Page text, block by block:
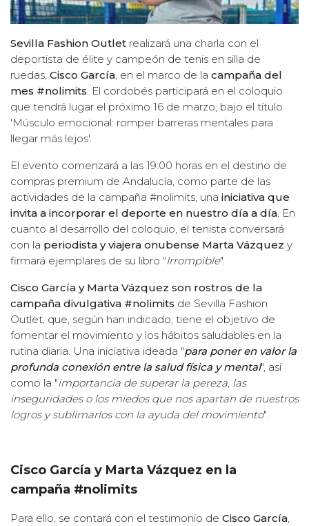
Sevilla Fashion Outlet realizará una charla con el
deportista de élite y campeón de tenis en silla de
ruedas, Cisco García, en el marco de la campaña del
mes #nolimits. El cordobés participará en el coloquio
que tendrá lugar el próximo 16 de marzo, bajo el título
'Músculo emocional: romper barreras mentales para
llegar más lejos'.
El evento comenzará a las 19:00 horas en el destino de
compras premium de Andalucía, como parte de las
actividades de la campaña #nolimits, una iniciativa que
invita a incorporar el deporte en nuestro día a día. En
cuanto al desarrollo del coloquio, el tenista conversará
con la periodista y viajera onubense Marta Vázquez y
firmará ejemplares de su libro "Irrompible".
Cisco García y Marta Vázquez son rostros de la
campaña divulgativa #nolimits de Sevilla Fashion
Outlet, que, según han indicado, tiene el objetivo de
fomentar el movimiento y los hábitos saludables en la
rutina diaria. Una iniciativa ideada "para poner en valor la
profunda conexión entre la salud física y mental", así
como la "importancia de superar la pereza, las
inseguridades o los miedos que nos apartan de nuestros
logros y sublimarlos con la ayuda del movimiento".
Cisco García y Marta Vázquez en la
campaña #nolimits
Para ello, se contará con el testimonio de Cisco García,